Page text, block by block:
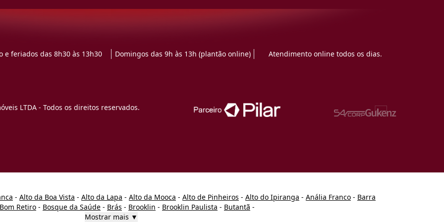
e feriados das 8h30 às 13h30 Domingos das 9h às 13h (plantão online) Atendimento online todos os dias.
LTDA - Todos os direitos reservados.
- Alto da Boa Vista - Alto da Lapa - Alto da Mooca - Alto de Pinheiros - Alto do Ipiranga - Anália Franco - Barra
Bom Retiro - Bosque da Saúde - Brás - Brooklin - Brooklin Paulista - Butantã -
Mostrar mais ▼